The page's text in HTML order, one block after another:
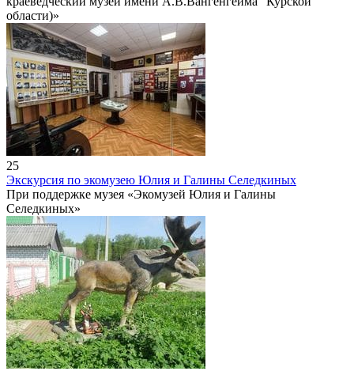
области)»
25
Экскурсия по экомузею Юлия и Галины Селедкиных
При поддержке музея «Экомузей Юлия и Галины
Селедкиных»